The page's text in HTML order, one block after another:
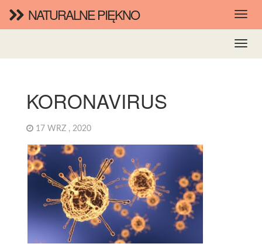
NATURALNE PIĘKNO
KORONAVIRUS
17 WRZ , 2020